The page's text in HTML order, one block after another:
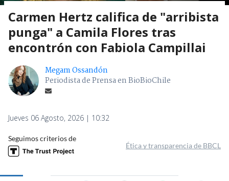
Carmen Hertz califica de "arribista
punga" a Camila Flores tras
encontrón con Fabiola Campillai
Megam Ossandón
Periodista de Prensa en BioBioChile
Jueves 06 Agosto, 2026 | 10:32
Seguimos criterios de
Ética y transparencia de BBCL